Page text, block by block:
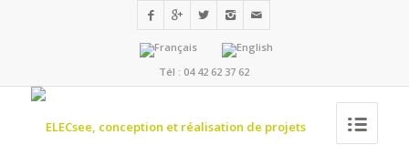
Tél : 04 42 62 37 62